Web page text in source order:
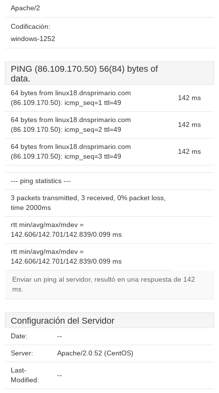
Apache/2
Codificación:
windows-1252
PING (86.109.170.50) 56(84) bytes of
data.
64 bytes from linux18.dnsprimario.com
(86.109.170.50): icmp_seq=1 ttl=49
142 ms
64 bytes from linux18.dnsprimario.com
(86.109.170.50): icmp_seq=2 ttl=49
142 ms
64 bytes from linux18.dnsprimario.com
(86.109.170.50): icmp_seq=3 ttl=49
142 ms
--- ping statistics ---
3 packets transmitted, 3 received, 0% packet loss,
time 2000ms
rtt min/avg/max/mdev =
142.606/142.701/142.839/0.099 ms
rtt min/avg/max/mdev =
142.606/142.701/142.839/0.099 ms
Enviar un ping al servidor, resultó en una respuesta de 142
ms.
Configuración del Servidor
Date: --
Server: Apache/2.0.52 (CentOS)
Last-
Modified:
--